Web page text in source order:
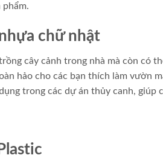
phẩm.
chữ nhật
cây cảnh trong nhà mà còn có
hảo cho các bạn thích làm vườn
trong các dự án thủy canh, giúp